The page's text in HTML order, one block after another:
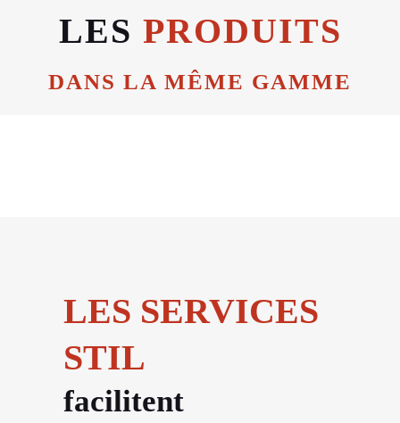
LES PRODUITS
DANS LA MÊME GAMME
LES SERVICES
STIL
facilitent